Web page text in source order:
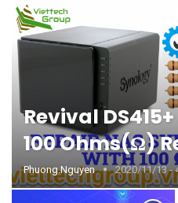
Revival
100 Ohms(Ω)
Phuong.nguyen 2020/11/13 -